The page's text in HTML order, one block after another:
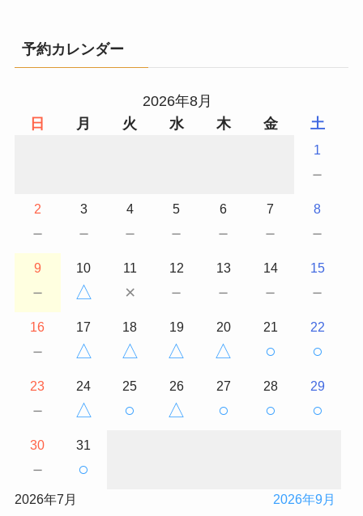
予約カレンダー
2026年8月
日
月 火 水 木 金 土
1
－
2
－
3
－
4
－
5
－
6
－
7
－
8
－
9
－
10
△
11
×
12
－
13
－
14
－
15
－
16
－
17
△
18
△
19
△
20
△
21
○
22
○
23
－
24
△
25
○
26
△
27
○
28
○
29
○
30
－
31
○
2026年7月 2026年9月